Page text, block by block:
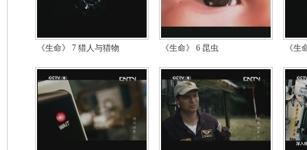
《生命》 7 猎人与猎物 《生命》 6 昆虫 《生